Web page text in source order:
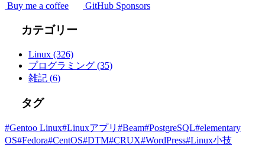
Buy me a coffee GitHub Sponsors
カテゴリー
Linux (326)
プログラミング (35)
雑記 (6)
タグ
#Gentoo Linux#Linuxアプリ #Beam#PostgreSQL#elementary
OS#Fedora#CentOS#DTM#CRUX#WordPress#Linux小技